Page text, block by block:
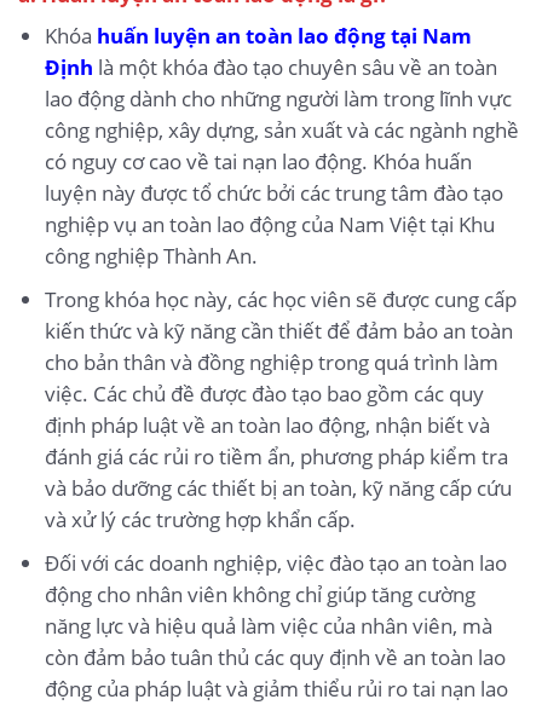
Khóa huấn luyện an toàn lao động tại Nam
Định là một khóa đào tạo chuyên sâu về an toàn
lao động dành cho những người làm trong lĩnh vực
công nghiệp, xây dựng, sản xuất và các ngành nghề
có nguy cơ cao về tai nạn lao động. Khóa huấn
luyện này được tổ chức bởi các trung tâm đào tạo
nghiệp vụ an toàn lao động của Nam Việt tại Khu
công nghiệp Thành An.
Trong khóa học này, các học viên sẽ được cung cấp
kiến thức và kỹ năng cần thiết để đảm bảo an toàn
cho bản thân và đồng nghiệp trong quá trình làm
việc. Các chủ đề được đào tạo bao gồm các quy
định pháp luật về an toàn lao động, nhận biết và
đánh giá các rủi ro tiềm ẩn, phương pháp kiểm tra
và bảo dưỡng các thiết bị an toàn, kỹ năng cấp cứu
và xử lý các trường hợp khẩn cấp.
Đối với các doanh nghiệp, việc đào tạo an toàn lao
động cho nhân viên không chỉ giúp tăng cường
năng lực và hiệu quả làm việc của nhân viên, mà
còn đảm bảo tuân thủ các quy định về an toàn lao
động của pháp luật và giảm thiểu rủi ro tai nạn lao